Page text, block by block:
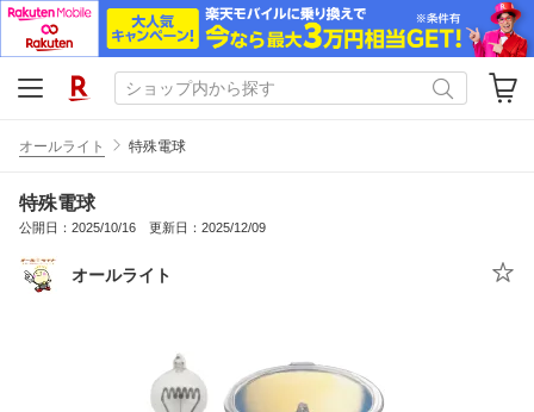
オールライト 特殊電球
特殊電球
公開日：2025/10/16 更新日：2025/12/09
オールライト